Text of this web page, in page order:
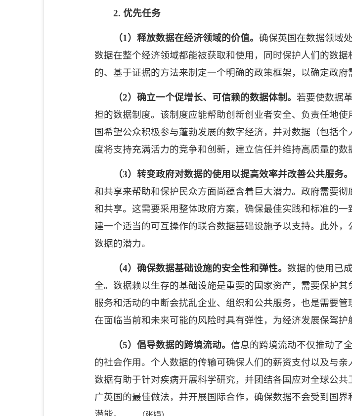
2. 优先任务
（1 ）释放数据在经济领域的价值。 确保英国在数据领域
数据在整个经济领域都能被获取和使用，同时保护人们的数
的、基于证据的方法来制定一个明确的政策框架，以确定政府
（2）确立一个促增长、可信赖的数据体制。 若要使数据
担的数据制度。该制度应能帮助创新创业者安全、负责任地
国希望公众积极参与蓬勃发展的数字经济，并对数据（包括
度将支持充满活力的竞争和创新，建立信任并维持高质量的数
（3）转变政府对数据的使用以提高效率并改善公共服务。
和共享来帮助和保护民众方面尚蕴含着巨大潜力。政府需要
和共享。这需要采用整体政府方案，确保最佳实践和标准的
建一个适当的可互操作的联合数据基础设施予以支持。此外
数据的潜力。
（4）确保数据基础设施的安全性和弹性。 数据的使用已
全。数据赖以生存的基础设施是重要的国家资产，需要保护
服务和活动的中断会扰乱企业、组织和公共服务，也是需要
在面临当前和未来可能的风险时具有弹性，为经济发展保驾护
（5）倡导数据的跨境流动。 信息的跨境流动不仅推动了
的社会作用。个人数据的传输可确保人们的薪资支付以及与
数据有助于针对疾病开展科学研究，并团结各国应对全球公
广英国的最佳做法，并开展国际合作，确保数据不会受到国